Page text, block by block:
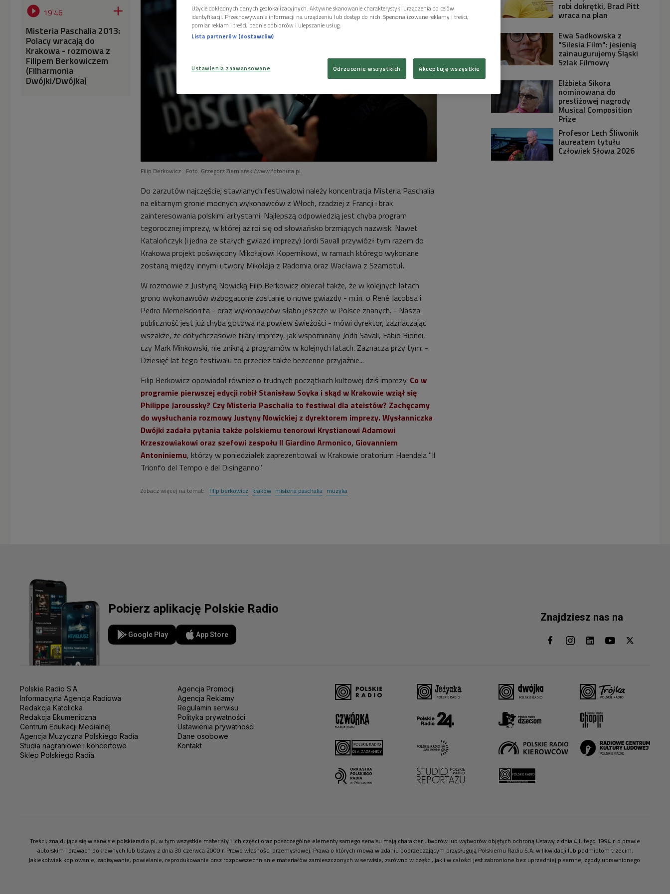
 19'46 
Misteria Paschalia 2013:
Polacy wracają do
Krakowa - rozmowa z
Filipem Berkowiczem
(Filharmonia
Dwójki/Dwójka)
Filip Berkowicz Foto: Grzegorz Ziemiański/www.fotohuta.pl.
Do zarzutów najczęściej stawianych festiwalowi należy koncentracja Misteria Paschalia
na elitarnym gronie modnych wykonawców z Włoch, rzadziej z Francji i brak
zainteresowania polskimi artystami. Najlepszą odpowiedzią jest chyba program
tegorocznej imprezy, w której aż roi się od słowiańsko brzmiących nazwisk. Nawet
Katalończyk (i jedna ze stałych gwiazd imprezy) Jordi Savall przywiózł tym razem do
Krakowa projekt poświęcony Mikołajowi Kopernikowi, w ramach którego wykonane
zostaną między innymi utwory Mikołaja z Radomia oraz Wacława z Szamotuł.
W rozmowie z Justyną Nowicką Filip Berkowicz obiecał także, że w kolejnych latach
grono wykonawców wzbogacone zostanie o nowe gwiazdy - m.in. o René Jacobsa i
Pedro Memelsdorrfa - oraz wykonawców słabo jeszcze w Polsce znanych. - Nasza
publiczność jest już chyba gotowa na powiew świeżości - mówi dyrektor, zaznaczając
wszakże, że dotychczasowe filary imprezy, jak wspominany Jodri Savall, Fabio Biondi,
czy Mark Minkowski, nie znikną z programów w kolejnych latach. Zaznacza przy tym: -
Dziesięć lat tego festiwalu to przecież także bezcenne przyjaźnie...
Filip Berkowicz opowiadał również o trudnych początkach kultowej dziś imprezy. Co w
programie pierwszej edycji robił Stanisław Soyka i skąd w Krakowie wziął się
Philippe Jaroussky? Czy Misteria Paschalia to festiwal dla ateistów? Zachęcamy
do wysłuchania rozmowy Justyny Nowickiej z dyrektorem imprezy. Wysłanniczka
Dwójki zadała pytania także polskiemu tenorowi Krystianowi Adamowi
Krzeszowiakowi oraz szefowi zespołu Il Giardino Armonico, Giovanniem
Antoniniemu, którzy w poniedziałek zaprezentowali w Krakowie oratorium Haendela "Il
Trionfo del Tempo e del Disinganno".
Zobacz więcej na temat: filip berkowicz kraków misteria paschalia muzyka
robi dokrętki, Brad Pitt
wraca na plan
Ewa Sadkowska z
"Silesia Film": jesienią
zainaugurujemy Śląski
Szlak Filmowy
Elżbieta Sikora
nominowana do
prestiżowej nagrody
Musical Composition
Prize
Profesor Lech Śliwonik
laureatem tytułu
Człowiek Słowa 2026
Pobierz aplikację Polskie Radio
Google Play App Store
Znajdziesz nas na
Polskie Radio S.A.
Informacyjna Agencja Radiowa
Redakcja Katolicka
Redakcja Ekumeniczna
Centrum Edukacji Medialnej
Agencja Muzyczna Polskiego Radia
Studia nagraniowe i koncertowe
Sklep Polskiego Radia
Agencja Promocji
Agencja Reklamy
Regulamin serwisu
Polityka prywatności
Ustawienia prywatności
Dane osobowe
Kontakt
Treści, znajdujące się w serwisie polskieradio.pl, w tym wszystkie materiały i ich części oraz poszczególne elementy samego serwisu mają charakter utworów lub wytworów objętych ochroną Ustawy z dnia 4 lutego 1994 r. o prawie
autorskim i prawach pokrewnych lub Ustawy z dnia 30 czerwca 2000 r. Prawo własności przemysłowej. Prawa o których mowa w zdaniu poprzedzającym przysługują Polskiemu Radiu S.A. w likwidacji lub podmiotom trzecim.
Jakiekolwiek kopiowanie, zapisywanie, powielanie, reprodukowanie oraz rozpowszechnianie materiałów zamieszczonych w serwisie, zarówno w części, jak i w całości jest zabronione bez uprzedniej pisemnej zgody uprawnionego.
Użycie dokładnych danych geolokalizacyjnych. Aktywne skanowanie charakterystyki urządzenia do celów
identyfikacji. Przechowywanie informacji na urządzeniu lub dostęp do nich. Spersonalizowane reklamy i treści,
pomiar reklam i treści, badnie odbiorców i ulepszanie usług.
Lista partnerów (dostawców)
Ustawienia zaawansowane Odrzucenie wszystkich Akceptuję wszystkie